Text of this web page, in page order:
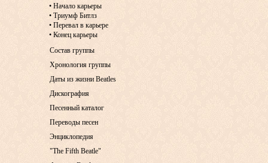
• Начало карьеры
• Триумф Битлз
• Перевал в карьере
• Конец карьеры
Состав группы
Хронология группы
Даты из жизни Beatles
Дискография
Песенный каталог
Переводы песен
Энциклопедия
"The Fifth Beatle"